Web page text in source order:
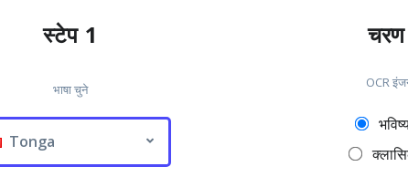
स्टेप 1
भाषा चुने
Tonga
OCR